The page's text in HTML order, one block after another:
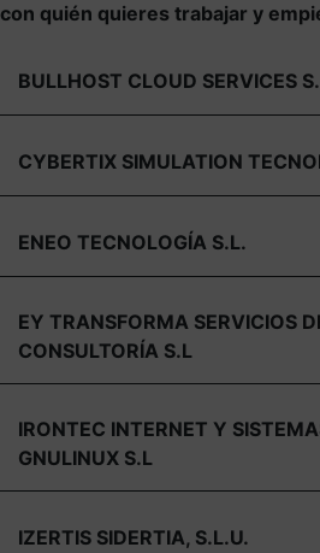
con quién quieres trabajar y
BULLHOST CLOUD SERVICES
CYBERTIX SIMULATION
ENEO TECNOLOGÍA S.L.
EY TRANSFORMA SERVICIOS
CONSULTORÍA S.L
IRONTEC INTERNET Y
GNULINUX S.L
IZERTIS SIDERTIA, S.L.U.